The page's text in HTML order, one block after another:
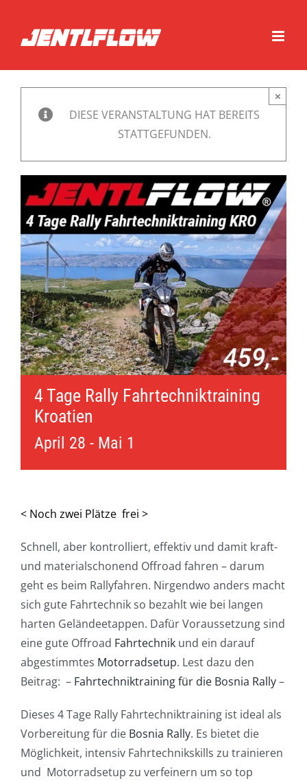
springen
DIESE VERANSTALTUNG HAT BEREITS
STATTGEFUNDEN.
×
4 Tage Rally Fahrtechniktraining
Kroatien
April 28 - Mai 1
< Noch zwei Plätze frei >
Schnell, aber kontrolliert, effektiv und damit kraft-
und materialschonend Offroad fahren – darum
geht es beim Rallyfahren. Nirgendwo anders macht
sich gute Fahrtechnik so bezahlt wie bei langen
harten Geländeetappen. Dafür Voraussetzung sind
eine gute Offroad Fahrtechnik und ein darauf
abgestimmtes Motorradsetup. Lest dazu den
Beitrag: – Fahrtechniktraining für die Bosnia Rally–
Dieses 4 Tage Rally Fahrtechniktraining ist ideal als
Vorbereitung für die Bosnia Rally. Es bietet die
Möglichkeit, intensiv Fahrtechnikskills zu trainieren
und Motorradsetup zu verfeinern um so top